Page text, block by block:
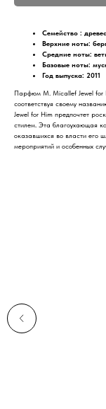
Семейство :
Верхние ноты:
Средние ноты:
Базовые ноты:
Год выпуска: 2011
Парфюм M. Micallef Jewel for
соответствуя своему
Jewel for Him предпочтет
стилем. Эта благоухающая
оказавшихся во власти его
мероприятий и особенных